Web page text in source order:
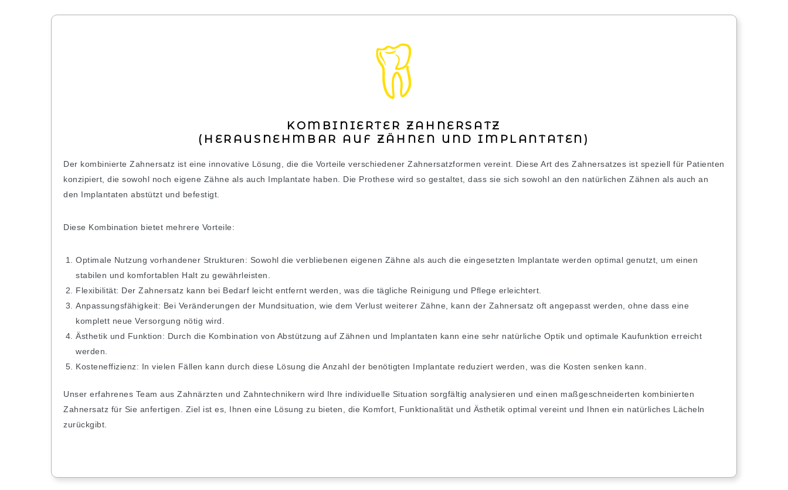
KOMBINIERTER ZAHNERSATZ
(HERAUSNEHMBAR AUF ZÄHNEN UND IMPLANTATEN)
Der kombinierte Zahnersatz ist eine innovative Lösung, die die Vorteile verschiedener Zahnersatzformen vereint. Diese Art des Zahnersatzes ist speziell für Patienten
konzipiert, die sowohl noch eigene Zähne als auch Implantate haben. Die Prothese wird so gestaltet, dass sie sich sowohl an den natürlichen Zähnen als auch an
den Implantaten abstützt und befestigt.
Diese Kombination bietet mehrere Vorteile:
Optimale Nutzung vorhandener Strukturen: Sowohl die verbliebenen eigenen Zähne als auch die eingesetzten Implantate werden optimal genutzt, um einen
stabilen und komfortablen Halt zu gewährleisten.
Flexibilität: Der Zahnersatz kann bei Bedarf leicht entfernt werden, was die tägliche Reinigung und Pflege erleichtert.
Anpassungsfähigkeit: Bei Veränderungen der Mundsituation, wie dem Verlust weiterer Zähne, kann der Zahnersatz oft angepasst werden, ohne dass eine
komplett neue Versorgung nötig wird.
Ästhetik und Funktion: Durch die Kombination von Abstützung auf Zähnen und Implantaten kann eine sehr natürliche Optik und optimale Kaufunktion erreicht
werden.
Kosteneffizienz: In vielen Fällen kann durch diese Lösung die Anzahl der benötigten Implantate reduziert werden, was die Kosten senken kann.
Unser erfahrenes Team aus Zahnärzten und Zahntechnikern wird Ihre individuelle Situation sorgfältig analysieren und einen maßgeschneiderten kombinierten
Zahnersatz für Sie anfertigen. Ziel ist es, Ihnen eine Lösung zu bieten, die Komfort, Funktionalität und Ästhetik optimal vereint und Ihnen ein natürliches Lächeln
zurückgibt.